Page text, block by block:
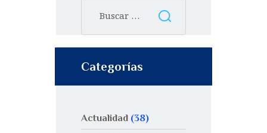
Categorías
Actualidad (38)